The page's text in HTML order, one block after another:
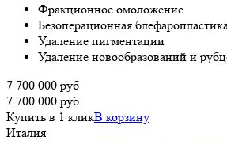
Фракционное омоложение
Безоперационная
Удаление пигментации
Удаление новообразований и
7 700 000 руб
7 700 000 руб
Купить в 1 кликВ корзину
Италия